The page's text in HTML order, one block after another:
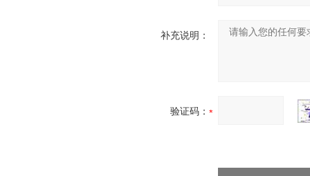
补充说明：
验证码：